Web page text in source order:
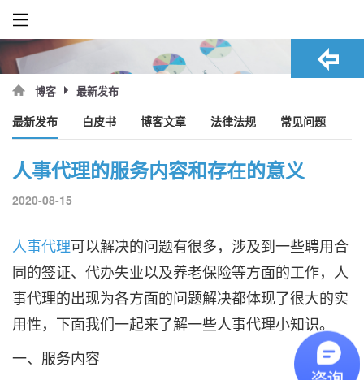
博客 最新发布
最新发布 白皮书 博客文章 法律法规 常见问题
人事代理的服务内容和存在的意义
2020-08-15
人事代理可以解决的问题有很多，涉及到一些聘用合
同的签证、代办失业以及养老保险等方面的工作，人
事代理的出现为各方面的问题解决都体现了很大的实
用性，下面我们一起来了解一些人事代理小知识。
一、服务内容